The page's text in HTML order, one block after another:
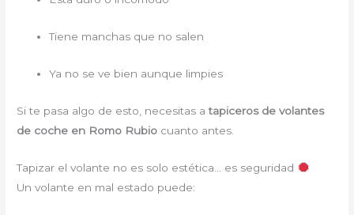
Tiene manchas que no salen
Ya no se ve bien aunque limpies
Si te pasa algo de esto, necesitas atapiceros de volantes
de coche en Romo Rubio cuanto antes.
Tapizar el volante no es solo estética… es seguridad
Un volante en mal estado puede: